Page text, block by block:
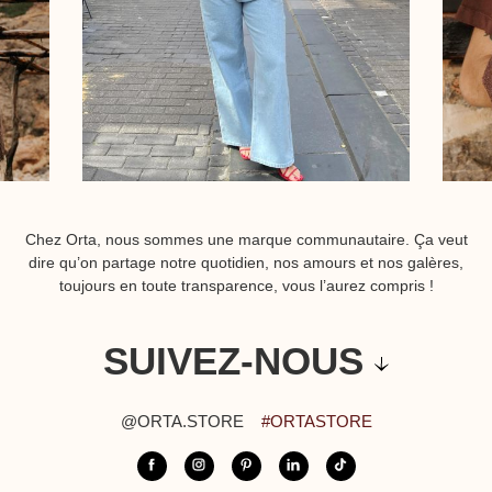
Chez Orta, nous sommes une marque communautaire. Ça veut
dire qu’on partage notre quotidien, nos amours et nos galères,
toujours en toute transparence, vous l’aurez compris !
SUIVEZ-NOUS
@ORTA.STORE #ORTASTORE